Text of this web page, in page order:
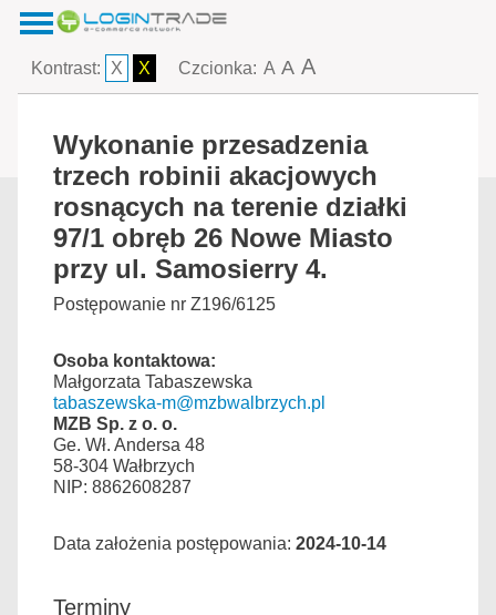
Kontrast: X X Czcionka: A A A
Wykonanie przesadzenia
trzech robinii akacjowych
rosnących na terenie działki
97/1 obręb 26 Nowe Miasto
przy ul. Samosierry 4.
Postępowanie nr Z196/6125
Osoba kontaktowa:
Małgorzata Tabaszewska
tabaszewska-m@mzbwalbrzych.pl
MZB Sp. z o. o.
Ge. Wł. Andersa 48
58-304 Wałbrzych
NIP: 8862608287
Data założenia postępowania: 2024-10-14
Terminy